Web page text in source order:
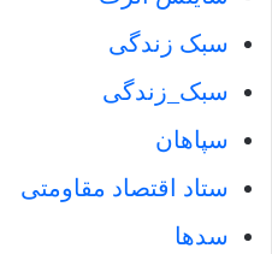
سبک زندگی
سبک_زندگی
سپاهان
ستاد اقتصاد مقاومتی
سدها